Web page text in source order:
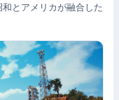
和とアメリカが融合した